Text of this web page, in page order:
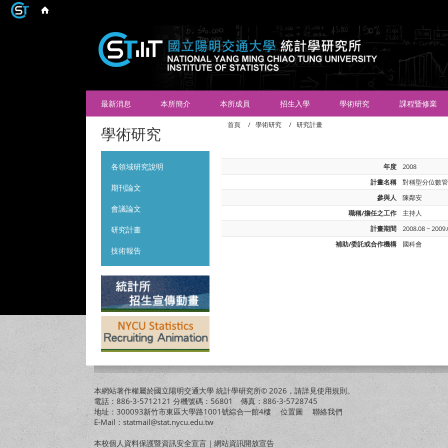
最新消息 本所簡介 本所成員 招生入學 學術研究 課程暨修業
學術研究
各領域研究說明
期刊論文
會議論文
研究計畫
技術報告
首頁 學術研究 研究計畫
年度
2008
計畫名稱
對稱型分位數
參與人
陳鄰安
職稱/擔任之工作
主持人
計畫期間
2008.08 ~
補助/委託或合作機構
國科會
本網站著作權屬於國立陽明交通大學 統計學研究所© 2026，請詳見使用規則。
電話：886-3-5712121 分機號碼：56801 傳真：886-3-5728745
地址：300093新竹市東區大學路1001號綜合一館4樓 位置圖
聯絡我們
E-Mail：statmail@stat.nycu.edu.tw
本校個人資料保護暨資訊安全宣言 ｜ 網站資訊開放宣告